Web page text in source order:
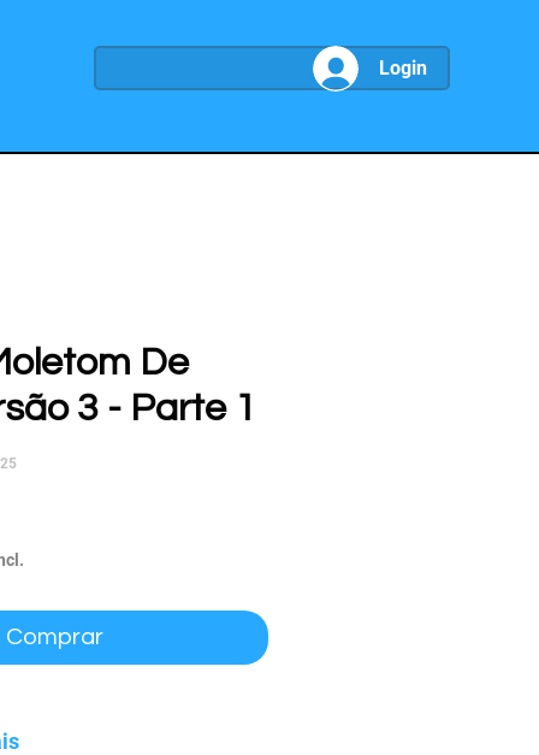
Login
De
3 - Parte 1
Comprar